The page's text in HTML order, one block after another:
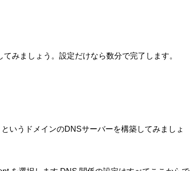
みましょう。設定だけなら数分で完了します。
というドメインのDNSサーバーを構築してみましょ